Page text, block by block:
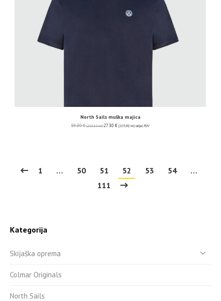
North Sails muška majica
39.00€ (293.85 kn) 27.30 € (205.69 kn) uključ. PDV
1 … 50 51 52 53 54
…
111
Kategorija
Skijaška oprema
Colmar Originals
North Sails